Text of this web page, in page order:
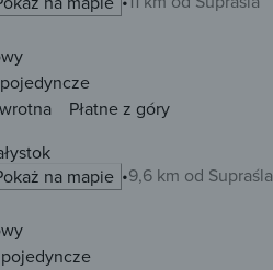
pojedyncze
Płatne z góry
na mapie 9,6 km od Supraśla
pojedyncze